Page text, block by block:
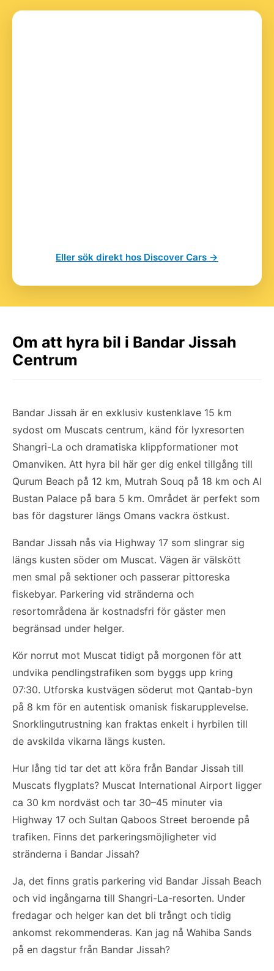
Eller sök direkt hos Discover Cars →
Om att hyra bil i Bandar Jissah
Centrum
Bandar Jissah är en exklusiv kustenklave 15 km
sydost om Muscats centrum, känd för lyxresorten
Shangri-La och dramatiska klippformationer mot
Omanviken. Att hyra bil här ger dig enkel tillgång till
Qurum Beach på 12 km, Mutrah Souq på 18 km och Al
Bustan Palace på bara 5 km. Området är perfekt som
bas för dagsturer längs Omans vackra östkust.
Bandar Jissah nås via Highway 17 som slingrar sig
längs kusten söder om Muscat. Vägen är välskött
men smal på sektioner och passerar pittoreska
fiskebyar. Parkering vid stränderna och
resortområdena är kostnadsfri för gäster men
begränsad under helger.
Kör norrut mot Muscat tidigt på morgonen för att
undvika pendlingstrafiken som byggs upp kring
07:30. Utforska kustvägen söderut mot Qantab-byn
på 8 km för en autentisk omanisk fiskarupplevelse.
Snorklingutrustning kan fraktas enkelt i hyrbilen till
de avskilda vikarna längs kusten.
Hur lång tid tar det att köra från Bandar Jissah till
Muscats flygplats? Muscat International Airport ligger
ca 30 km nordväst och tar 30–45 minuter via
Highway 17 och Sultan Qaboos Street beroende på
trafiken. Finns det parkeringsmöjligheter vid
stränderna i Bandar Jissah?
Ja, det finns gratis parkering vid Bandar Jissah Beach
och vid ingångarna till Shangri-La-resorten. Under
fredagar och helger kan det bli trångt och tidig
ankomst rekommenderas. Kan jag nå Wahiba Sands
på en dagstur från Bandar Jissah?